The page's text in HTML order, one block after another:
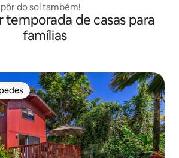
do sol também!
temporada de casas para
famílias